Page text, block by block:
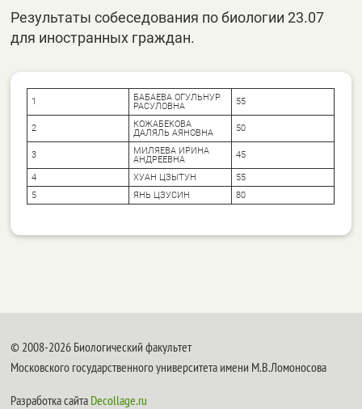
Результаты собеседования по биологии 23.07
для иностранных граждан.
1
БАБАЕВА ОГУЛЬНУР
РАСУЛОВНА
55
2
КОЖАБЕКОВА
ДАЛЯЛЬ АЯНОВНА
50
3
МИЛЯЕВА ИРИНА
АНДРЕЕВНА
45
4 ХУАН ЦЗЫТУН
55
5
ЯНЬ ЦЗУСИН 80
© 2008-2026 Биологический факультет
Московского государственного университета имени М.В.Ломоносова
Разработка сайта Decollage.ru